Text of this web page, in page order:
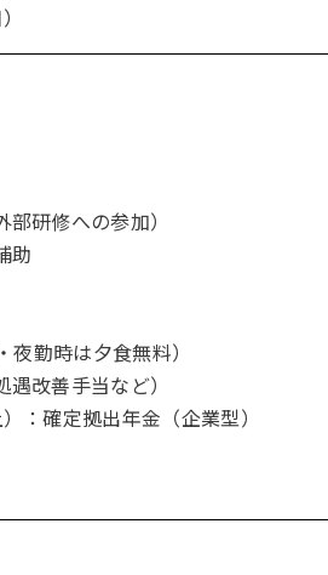
研修への参加）
助
勤時は夕食無料）
改善手当など）
：確定拠出年金（企業型）